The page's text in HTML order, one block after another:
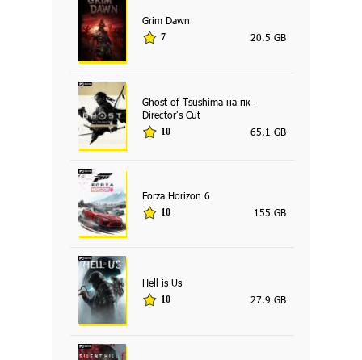
Grim Dawn
7 20.5 GB
Ghost of Tsushima на пк -
Director's Cut
10 65.1 GB
Forza Horizon 6
10 155 GB
Hell is Us
10 27.9 GB